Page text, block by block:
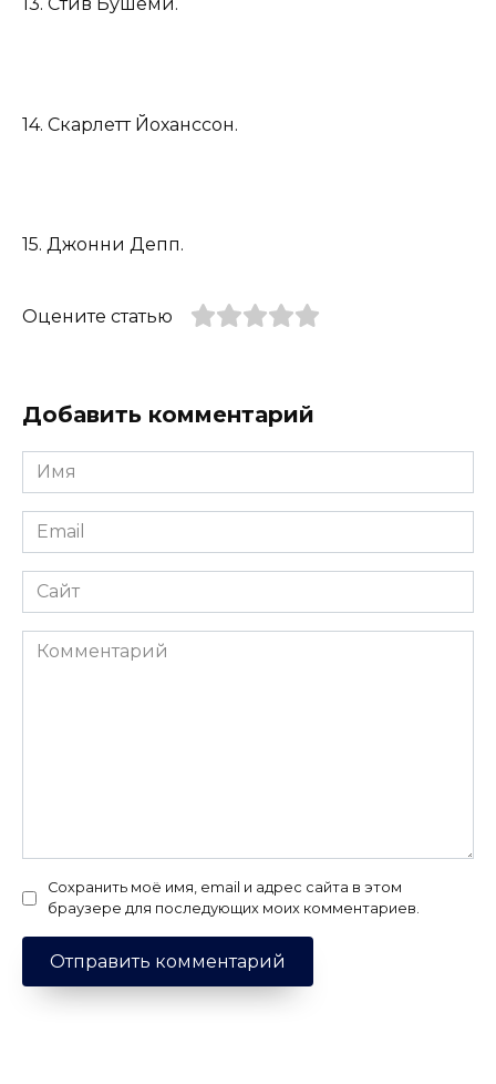
14. Скарлетт Йоханссон.
15. Джонни Депп.
Оцените статью
Добавить комментарий
Имя
*
Email
*
Сайт
Комментарий
Сохранить моё имя, email и адрес сайта в этом
браузере для последующих моих комментариев.